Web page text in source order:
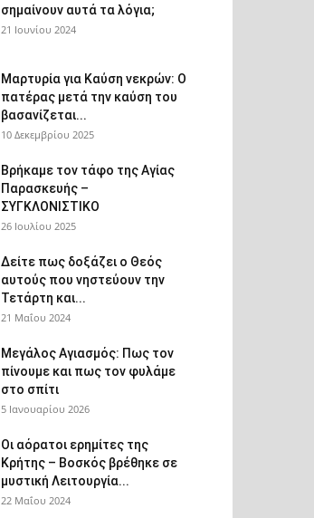
σημαίνουν αυτά τα λόγια;
21 Ιουνίου 2024
Μαρτυρία για Καύση νεκρών: Ο
πατέρας μετά την καύση του
βασανίζεται...
10 Δεκεμβρίου 2025
Βρήκαμε τον τάφο της Αγίας
Παρασκευής –
ΣΥΓΚΛΟΝΙΣΤΙΚΟ
26 Ιουλίου 2025
Δείτε πως δοξάζει ο Θεός
αυτούς που νηστεύουν την
Τετάρτη και...
21 Μαΐου 2024
Μεγάλος Αγιασμός: Πως τον
πίνουμε και πως τον φυλάμε
στο σπίτι
5 Ιανουαρίου 2026
Οι αόρατοι ερημίτες της
Κρήτης – Βοσκός βρέθηκε σε
μυστική Λειτουργία...
22 Μαΐου 2024